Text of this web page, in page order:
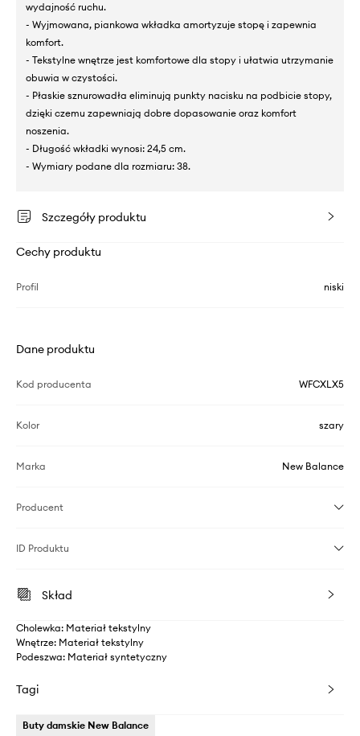
wydajność ruchu.
- Wyjmowana, piankowa wkładka amortyzuje stopę i zapewnia
komfort.
- Tekstylne wnętrze jest komfortowe dla stopy i ułatwia utrzymanie
obuwia w czystości.
- Płaskie sznurowadła eliminują punkty nacisku na podbicie stopy,
dzięki czemu zapewniają dobre dopasowanie oraz komfort
noszenia.
- Długość wkładki wynosi: 24,5 cm.
- Wymiary podane dla rozmiaru: 38.
Szczegóły produktu
Cechy produktu
Profil niski
Dane produktu
Kod producenta WFCXLX5
Kolor szary
Marka New Balance
Producent
ID Produktu
Skład
Cholewka: Materiał tekstylny
Wnętrze: Materiał tekstylny
Podeszwa: Materiał syntetyczny
Tagi
Buty damskie New Balance